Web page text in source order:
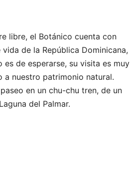
libre, el Botánico cuenta con
de la República Dominicana,
de esperarse, su visita es muy
a nuestro patrimonio natural.
en un chu-chu tren, de un
del Palmar.